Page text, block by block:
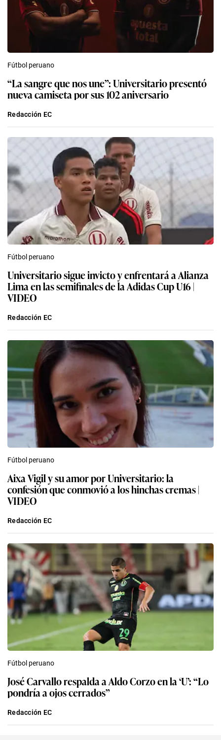
Fútbol peruano
“La sangre que nos une”: Universitario presentó
nueva camiseta por sus 102 aniversario
Redacción EC
Fútbol peruano
Universitario sigue invicto y enfrentará a Alianza
Lima en las semifinales de la Adidas Cup U16 |
VIDEO
Redacción EC
Fútbol peruano
Aixa Vigil y su amor por Universitario: la
confesión que conmovió a los hinchas cremas |
VIDEO
Redacción EC
Fútbol peruano
José Carvallo respalda a Aldo Corzo en la ‘U’: “Lo
pondría a ojos cerrados”
Redacción EC